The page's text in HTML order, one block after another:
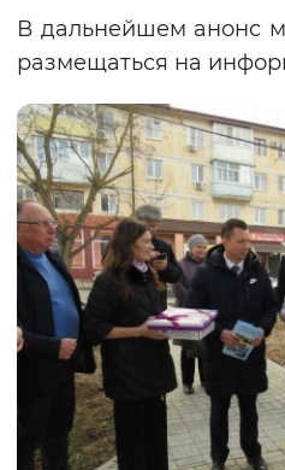
В дальнейшем анонс
размещаться на